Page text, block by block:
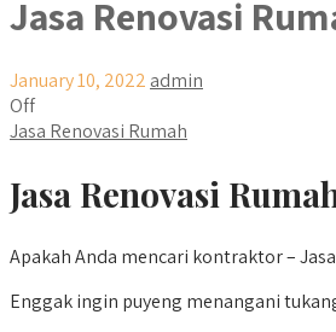
Jasa Renovasi
January 10, 2022 admin
Off
Jasa Renovasi Rumah
Jasa Renovasi
Apakah Anda mencari kontraktor –
Enggak ingin puyeng menangani